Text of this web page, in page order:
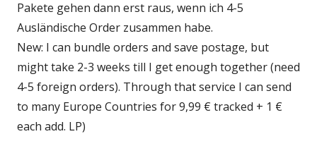
Pakete gehen dann erst raus, wenn ich 4-5
Ausländische Order zusammen habe.
New: I can bundle orders and save postage, but
might take 2-3 weeks till I get enough together (need
4-5 foreign orders). Through that service I can send
to many Europe Countries for 9,99 € tracked + 1 €
each add. LP)